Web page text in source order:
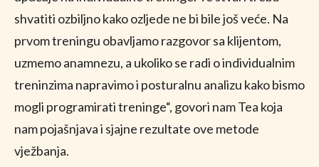
shvatiti ozbiljno kako ozljede ne bi bile još veće. Na
prvom treningu obavljamo razgovor sa klijentom,
uzmemo anamnezu, a ukoliko se radi o individualnim
treninzima napravimo i posturalnu analizu kako bismo
mogli programirati treninge“, govori nam Tea koja
nam pojašnjava i sjajne rezultate ove metode
vježbanja.